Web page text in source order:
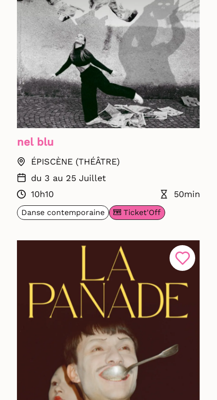
nel blu
ÉPISCÈNE (THÉÂTRE)
du 3 au 25 Juillet
10h10
50min
Danse contemporaine Ticket'Off